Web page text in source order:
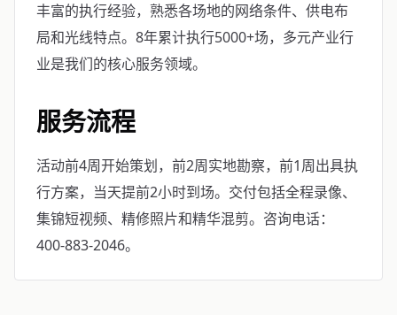
丰富的执行经验，熟悉各场地的网络条件、供电布
局和光线特点。8年累计执行5000+场，多元产业行
业是我们的核心服务领域。
服务流程
活动前4周开始策划，前2周实地勘察，前1周出具执
行方案，当天提前2小时到场。交付包括全程录像、
集锦短视频、精修照片和精华混剪。咨询电话：
400-883-2046。